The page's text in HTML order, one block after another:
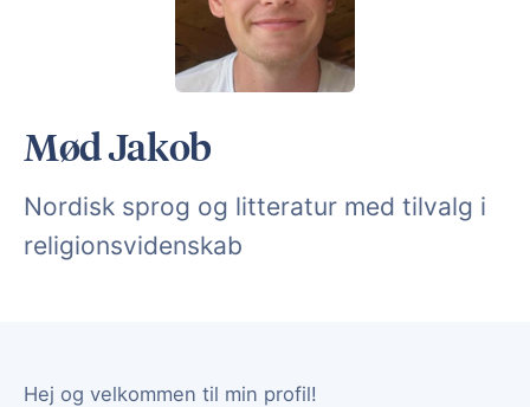
Kundeudtalelser
Mød Jakob
Nordisk sprog og litteratur med tilvalg i
religionsvidenskab
Hej og velkommen til min profil!